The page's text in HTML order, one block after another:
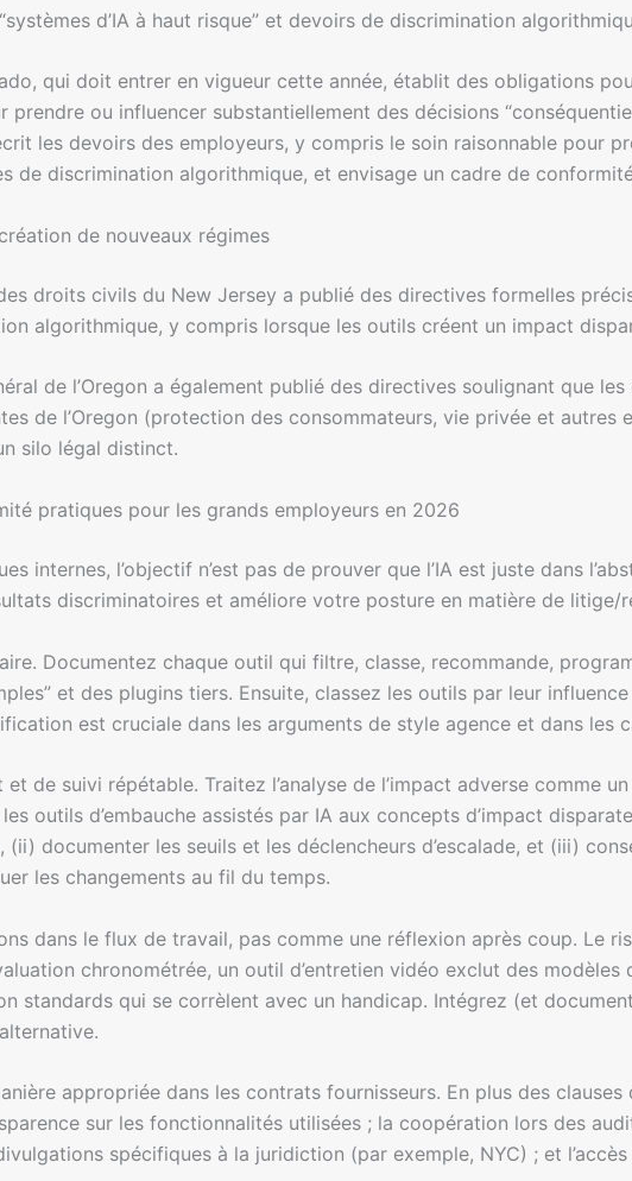
d’IA à haut risque” et devoirs de discrimination
qui doit entrer en vigueur cette année, établit des obligations
prendre ou influencer substantiellement des décisions
les devoirs des employeurs, y compris le soin raisonnable pour
de discrimination algorithmique, et envisage un cadre de
de nouveaux régimes
droits civils du New Jersey a publié des directives formelles
algorithmique, y compris lorsque les outils créent un impact
de l’Oregon a également publié des directives soulignant que
de l’Oregon (protection des consommateurs, vie privée et autres
silo légal distinct.
pratiques pour les grands employeurs en 2026
internes, l’objectif n’est pas de prouver que l’IA est juste dans
discriminatoires et améliore votre posture en matière de litige/
Documentez chaque outil qui filtre, classe, recommande,
et des plugins tiers. Ensuite, classez les outils par leur
est cruciale dans les arguments de style agence et dans les
de suivi répétable. Traitez l’analyse de l’impact adverse comme
les outils d’embauche assistés par IA aux concepts d’impact
(ii) documenter les seuils et les déclencheurs d’escalade, et (iii)
les changements au fil du temps.
dans le flux de travail, pas comme une réflexion après coup. Le
chronométrée, un outil d’entretien vidéo exclut des
standards qui se corrèlent avec un handicap. Intégrez (et
appropriée dans les contrats fournisseurs. En plus des
sur les fonctionnalités utilisées ; la coopération lors des
spécifiques à la juridiction (par exemple, NYC) ; et